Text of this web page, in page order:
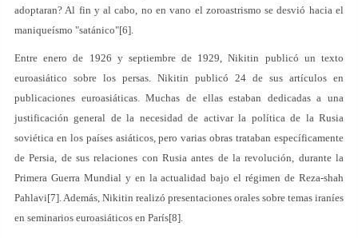
adoptaran? Al fin y al cabo, no en vano el zoroastrismo se desvió hacia el
maniqueísmo "satánico"[6].
Entre enero de 1926 y septiembre de 1929, Nikitin publicó un texto
euroasiático sobre los persas. Nikitin publicó 24 de sus artículos en
publicaciones euroasiáticas. Muchas de ellas estaban dedicadas a una
justificación general de la necesidad de activar la política de la Rusia
soviética en los países asiáticos, pero varias obras trataban específicamente
de Persia, de sus relaciones con Rusia antes de la revolución, durante la
Primera Guerra Mundial y en la actualidad bajo el régimen de Reza-shah
Pahlavi[7]. Además, Nikitin realizó presentaciones orales sobre temas iraníes
en seminarios euroasiáticos en París[8].